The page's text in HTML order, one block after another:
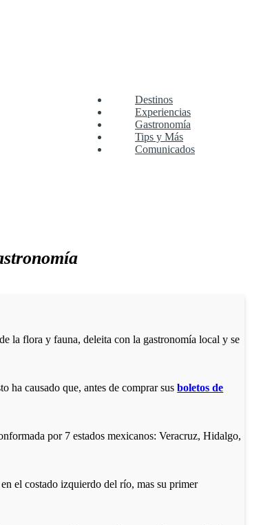
Destinos
Experiencias
Gastronomía
Tips y Más
Comunicados
la flora y fauna, deleita con la gastronomía local y se
ha causado que, antes de comprar susboletos de
por 7 estados mexicanos: Veracruz, Hidalgo,
el costado izquierdo del río, mas su primer